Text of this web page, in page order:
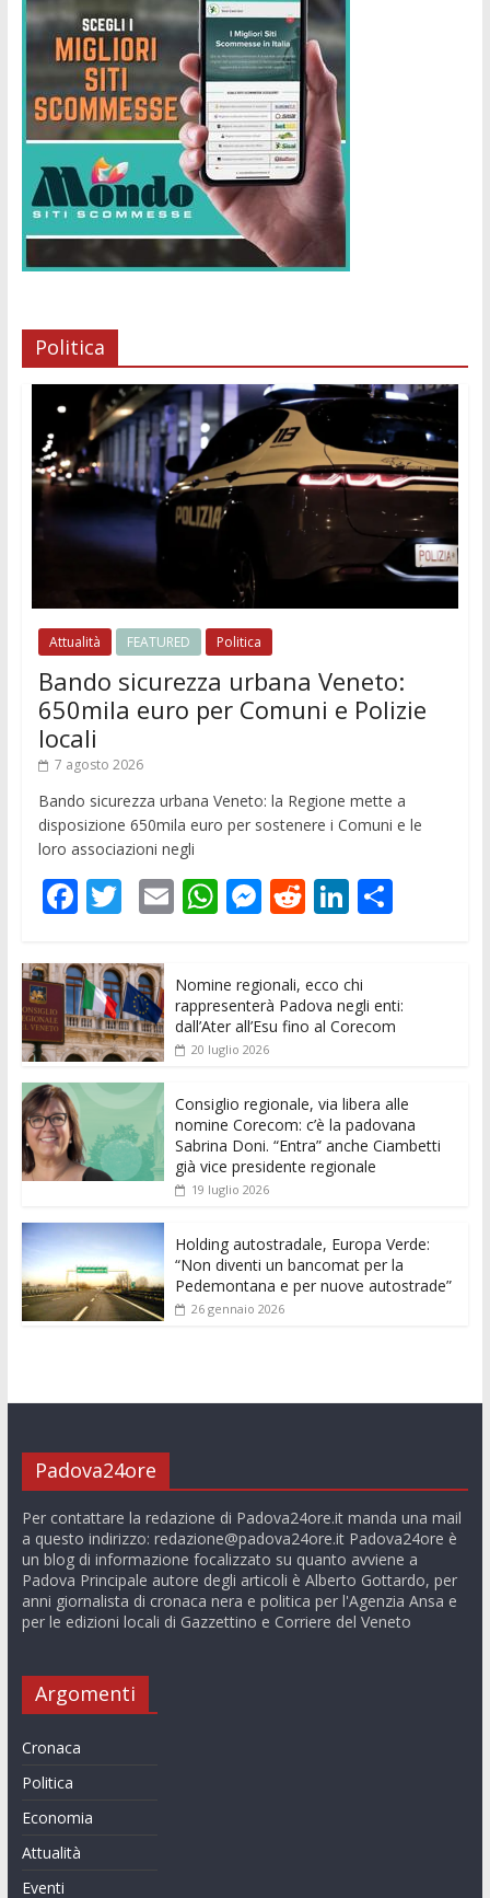
Politica
Attualità FEATURED Politica
Bando sicurezza urbana Veneto:
650mila euro per Comuni e Polizie
locali
7 agosto 2026
Bando sicurezza urbana Veneto: la Regione mette a
disposizione 650mila euro per sostenere i Comuni e le
loro associazioni negli
F
e
b
o
o
k
T
itt
er
E
l
W
s
A
p
p
M
ss
e
n
er
R
di
t
Li
k
e
dI
C
di
vi
Nomine regionali, ecco chi
rappresenterà Padova negli enti:
dall’Ater all’Esu fino al Corecom
20 luglio 2026
Consiglio regionale, via libera alle
nomine Corecom: c’è la padovana
Sabrina Doni. “Entra” anche Ciambetti
già vice presidente regionale
19 luglio 2026
Holding autostradale, Europa Verde:
“Non diventi un bancomat per la
Pedemontana e per nuove autostrade”
26 gennaio 2026
Padova24ore
Per contattare la redazione di Padova24ore.it manda una mail
a questo indirizzo: redazione@padova24ore.itPadova24ore è
un blog di informazione focalizzato su quanto avviene a
Padova Principale autore degli articoli è Alberto Gottardo, per
anni giornalista di cronaca nera e politica per l'Agenzia Ansa e
per le edizioni locali di Gazzettino e Corriere del Veneto
Argomenti
Cronaca
Politica
Economia
Attualità
Eventi